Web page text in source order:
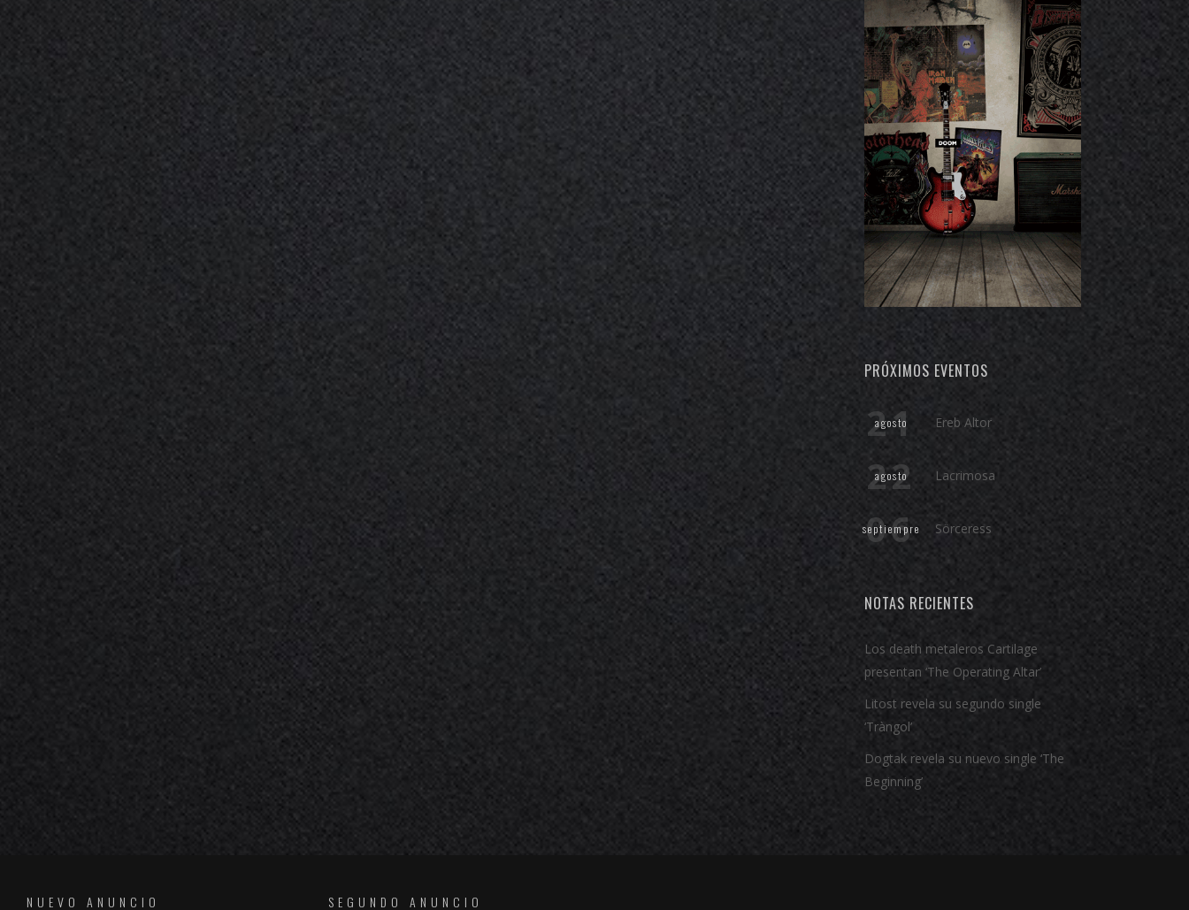
PRÓXIMOS EVENTOS
21
agosto Ereb Altor
22
agosto Lacrimosa
06
septiempre Sörceress
NOTAS RECIENTES
Los death metaleros Cartilage
presentan ‘The Operating Altar’
Litost revela su segundo single
‘Tràngol’
Dogtak revela su nuevo single ‘The
Beginning’
NUEVO ANUNCIO SEGUNDO ANUNCIO